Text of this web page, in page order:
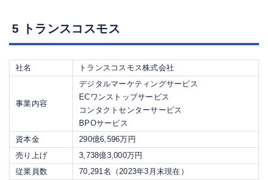
5 トランスコスモス
社名 トランスコスモス株式会社
事業内容
デジタルマーケティングサービス
ECワンストップサービス
コンタクトセンターサービス
BPOサービス
資本金
290億6,596万円
売り上げ
3,738億3,000万円
従業員数
70,291名（2023年3月末現在）